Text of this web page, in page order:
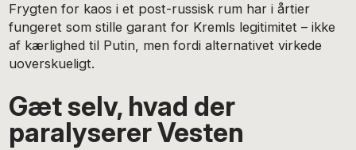
Frygten for kaos i et post-russisk rum har i årtier
fungeret som stille garant for Kremls legitimitet – ikke
af kærlighed til Putin, men fordi alternativet virkede
uoverskueligt.
Gæt selv, hvad der
paralyserer Vesten